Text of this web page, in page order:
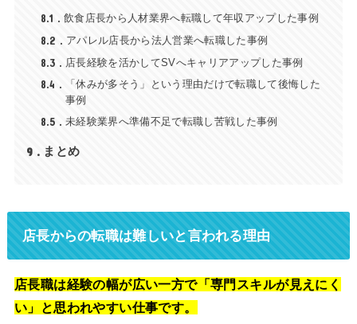
8.1 飲食店長から人材業界へ転職して年収アップした事例
8.2 アパレル店長から法人営業へ転職した事例
8.3 店長経験を活かしてSVへキャリアアップした事例
8.4
「休みが多そう」という理由だけで転職して後悔した
事例
8.5 未経験業界へ準備不足で転職し苦戦した事例
9 まとめ
店長からの転職は難しいと言われる理由
店長職は経験の幅が広い一方で「専門スキルが見えにく
い」と思われやすい仕事です。